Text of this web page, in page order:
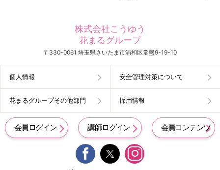
株式会社こうゆう
花まるグループ
〒330-0061 埼玉県さいたま市浦和区常盤9-19-10
個人情報 安全管理対策について
花まるグループその他部門 採用情報
会員ログイン 講師ログイン 会員コンテンツ
 